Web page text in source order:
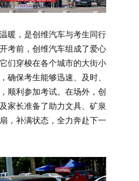
暖，是创维汽车与考生同行
考前，创维汽车组成了爱心
们穿梭在各个城市的大街小
确保考生能够迅速、及时、
顺利参加考试。在场外，创
家长准备了助力文具、矿泉
，补满状态，全力奔赴下一